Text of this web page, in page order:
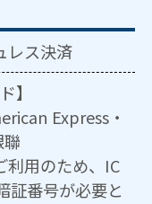
レス決済
】
Express・
用のため、IC
証番号が必要と